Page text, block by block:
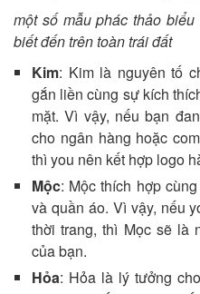
một số mẫu phác thảo
biết đến trên toàn trái đất
Kim: Kim là nguyên tố
gắn liền cùng sự kích
mặt. Vì vậy, nếu bạn
cho ngân hàng hoặc
thì you nên kết hợp logo
Mộc: Mộc thích hợp
và quần áo. Vì vậy, nếu
thời trang, thì Mọc sẽ là
của bạn.
Hỏa: Hỏa là lý tưởng